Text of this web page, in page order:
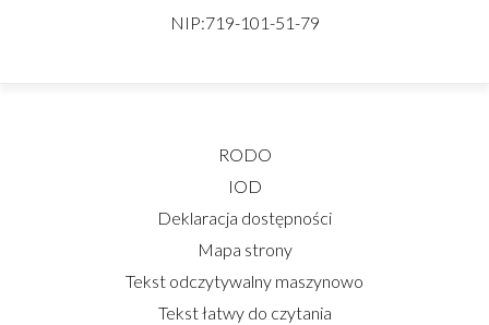
NIP:719-101-51-79
RODO
IOD
Deklaracja dostępności
Mapa strony
Tekst odczytywalny maszynowo
Tekst łatwy do czytania